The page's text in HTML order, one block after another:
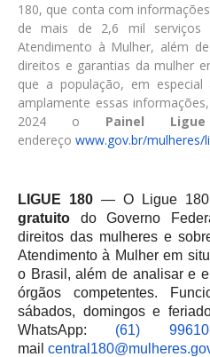
180, que conta com
de mais de 2,6 mil serviços
Atendimento à Mulher, além
direitos e garantias da mulher
que a população, em especial
amplamente essas
2024 o Painel
endereço www.gov.br/mulheres/
LIGUE 180— O Ligue 180
gratuito do Governo
direitos das mulheres e
Atendimento à Mulher em
o Brasil, além de analisar e
órgãos competentes.
sábados, domingos e
WhatsApp: (61) 99610-
mail